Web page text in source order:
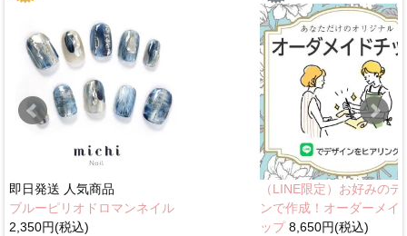
即日発送 人気商品
ブルーピリオドロマンネイル
2,350円(税込)
（LINE限定）お好みのデ
ンで作成！オーダーメイ
ップ8,650円(税込)